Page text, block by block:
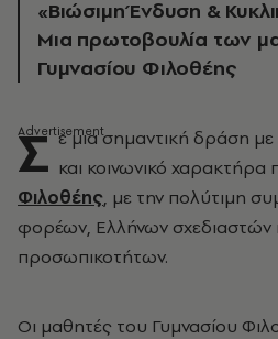
«Βιώσιμη Ένδυση &
Μια πρωτοβουλία των
Γυμνασίου Φιλοθέης
Σ ε μια σημαντική δράση με
και κοινωνικό
Φιλοθέης, με την πολύτιμη
φορέων, Ελλήνων σχεδιαστών
προσωπικοτήτων.
Οι μαθητές του Γυμνασίου